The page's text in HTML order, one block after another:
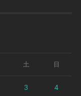
土 日
3 4